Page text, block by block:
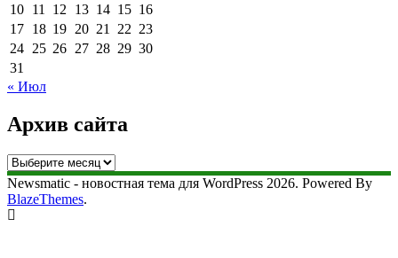
10 11 12 13 14 15 16
17 18 19 20 21 22 23
24 25 26 27 28 29 30
31
« Июл
Архив сайта
Архив
сайта
Newsmatic - новостная тема для WordPress 2026. Powered By
BlazeThemes.